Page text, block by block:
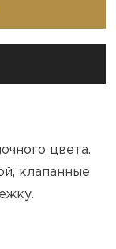
цвета.
клапанные